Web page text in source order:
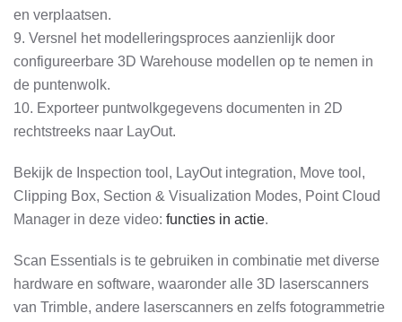
en verplaatsen.
9. Versnel het modelleringsproces aanzienlijk door
configureerbare 3D Warehouse modellen op te nemen in
de puntenwolk.
10. Exporteer puntwolkgegevens documenten in 2D
rechtstreeks naar LayOut.
Bekijk de Inspection tool, LayOut integration, Move tool,
Clipping Box, Section & Visualization Modes, Point Cloud
Manager in deze video: functies in actie.
Scan Essentials is te gebruiken in combinatie met diverse
hardware en software, waaronder alle 3D laserscanners
van Trimble, andere laserscanners en zelfs fotogrammetrie